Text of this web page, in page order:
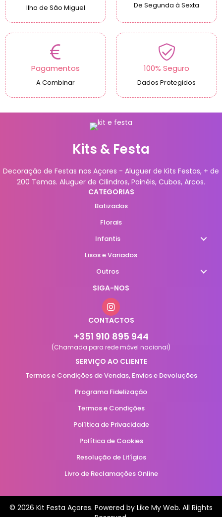
Ilha de São Miguel De Segunda à Sexta
Pagamentos
A Combinar
100% Seguro
Dados Protegidos
Kits & Festa
Decoração de Festas nos Açores - Aluguer de Kits Festas, + de
200 Temas. Aluguer de Cilindros, Painéis, Cubos, Arcos.
CATEGORIAS
Batizados
Florais
Infantis
Lisos e Variados
Outros
SIGA-NOS
CONTACTOS
+351 910 895 944
(Chamada para rede móvel nacional)
SERVIÇO AO CLIENTE
Termos e Condições de Vendas, Envios e Devoluções
Programa Fidelização
Termos e Condições
Política de Privacidade
Política de Cookies
Resolução de Litígios
Livro de Reclamações Online
© 2026 Kit Festa Açores. Powered by Like My Web. All Rights